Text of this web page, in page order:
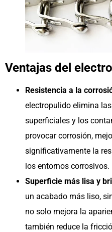
Ventajas del
Resistencia a la
electropulido elimina
superficiales y los
provocar corrosión,
significativamente la
los entornos corrosivos.
Superficie más lisa y
un acabado más liso,
no solo mejora la
también reduce la